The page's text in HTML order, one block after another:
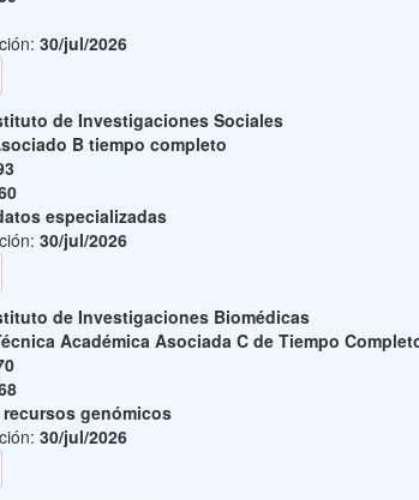
30/jul/2026
de Investigaciones Sociales
B tiempo completo
especializadas
30/jul/2026
de Investigaciones Biomédicas
Académica Asociada C de Tiempo
recursos genómicos
30/jul/2026